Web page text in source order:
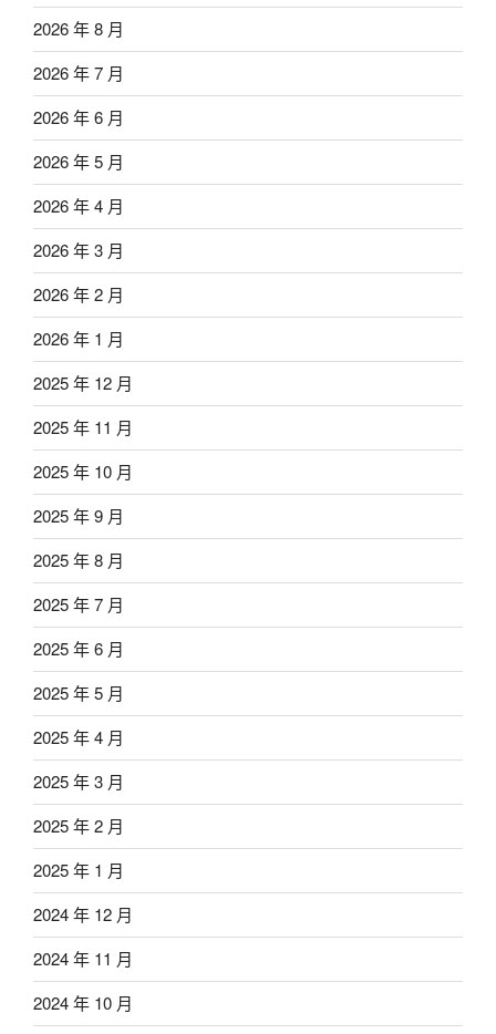
2026 年 8 月
2026 年 7 月
2026 年 6 月
2026 年 5 月
2026 年 4 月
2026 年 3 月
2026 年 2 月
2026 年 1 月
2025 年 12 月
2025 年 11 月
2025 年 10 月
2025 年 9 月
2025 年 8 月
2025 年 7 月
2025 年 6 月
2025 年 5 月
2025 年 4 月
2025 年 3 月
2025 年 2 月
2025 年 1 月
2024 年 12 月
2024 年 11 月
2024 年 10 月